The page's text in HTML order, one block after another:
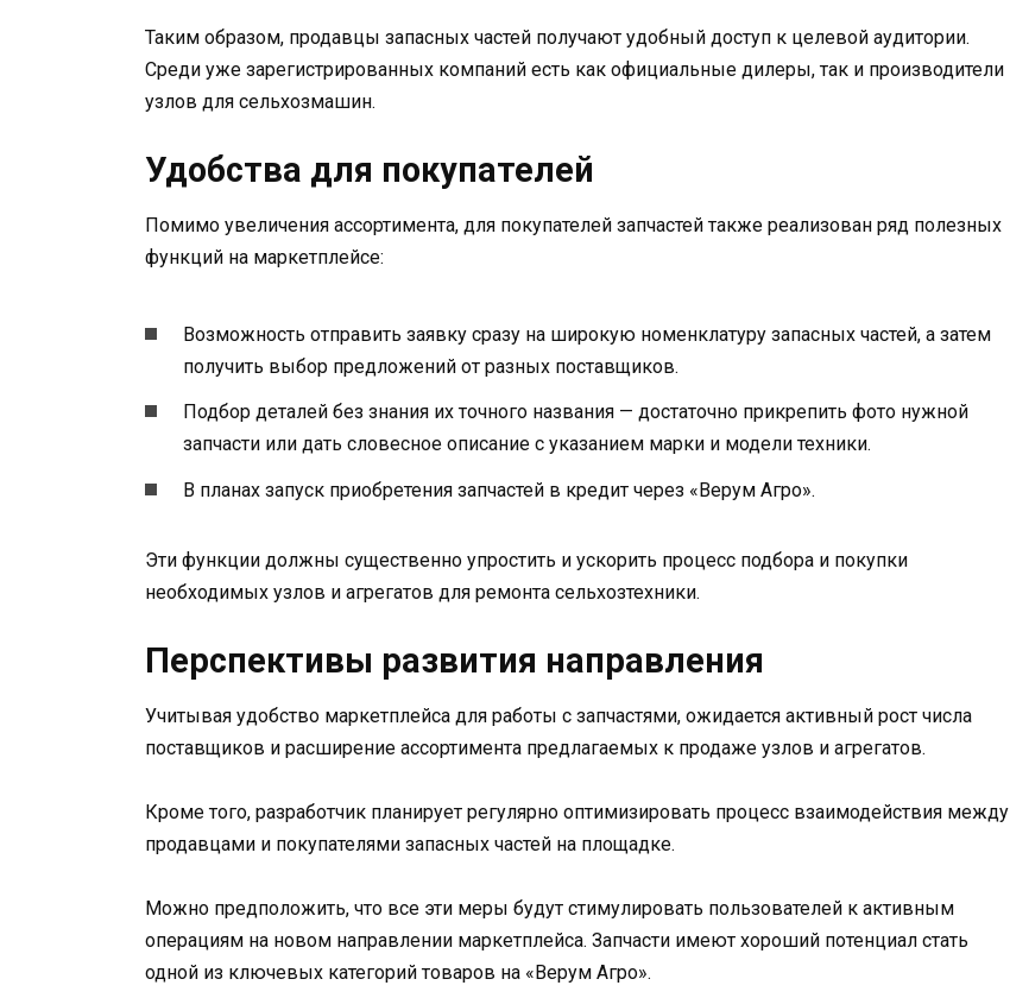
Таким образом, продавцы запасных частей получают удобный доступ к целевой аудитории.
Среди уже зарегистрированных компаний есть как официальные дилеры, так и производители
узлов для сельхозмашин.
Удобства для покупателей
Помимо увеличения ассортимента, для покупателей запчастей также реализован ряд полезных
функций на маркетплейсе:
Возможность отправить заявку сразу на широкую номенклатуру запасных частей, а затем
получить выбор предложений от разных поставщиков.
Подбор деталей без знания их точного названия — достаточно прикрепить фото нужной
запчасти или дать словесное описание с указанием марки и модели техники.
В планах запуск приобретения запчастей в кредит через «Верум Агро».
Эти функции должны существенно упростить и ускорить процесс подбора и покупки
необходимых узлов и агрегатов для ремонта сельхозтехники.
Перспективы развития направления
Учитывая удобство маркетплейса для работы с запчастями, ожидается активный рост числа
поставщиков и расширение ассортимента предлагаемых к продаже узлов и агрегатов.
Кроме того, разработчик планирует регулярно оптимизировать процесс взаимодействия между
продавцами и покупателями запасных частей на площадке.
Можно предположить, что все эти меры будут стимулировать пользователей к активным
операциям на новом направлении маркетплейса. Запчасти имеют хороший потенциал стать
одной из ключевых категорий товаров на «Верум Агро».